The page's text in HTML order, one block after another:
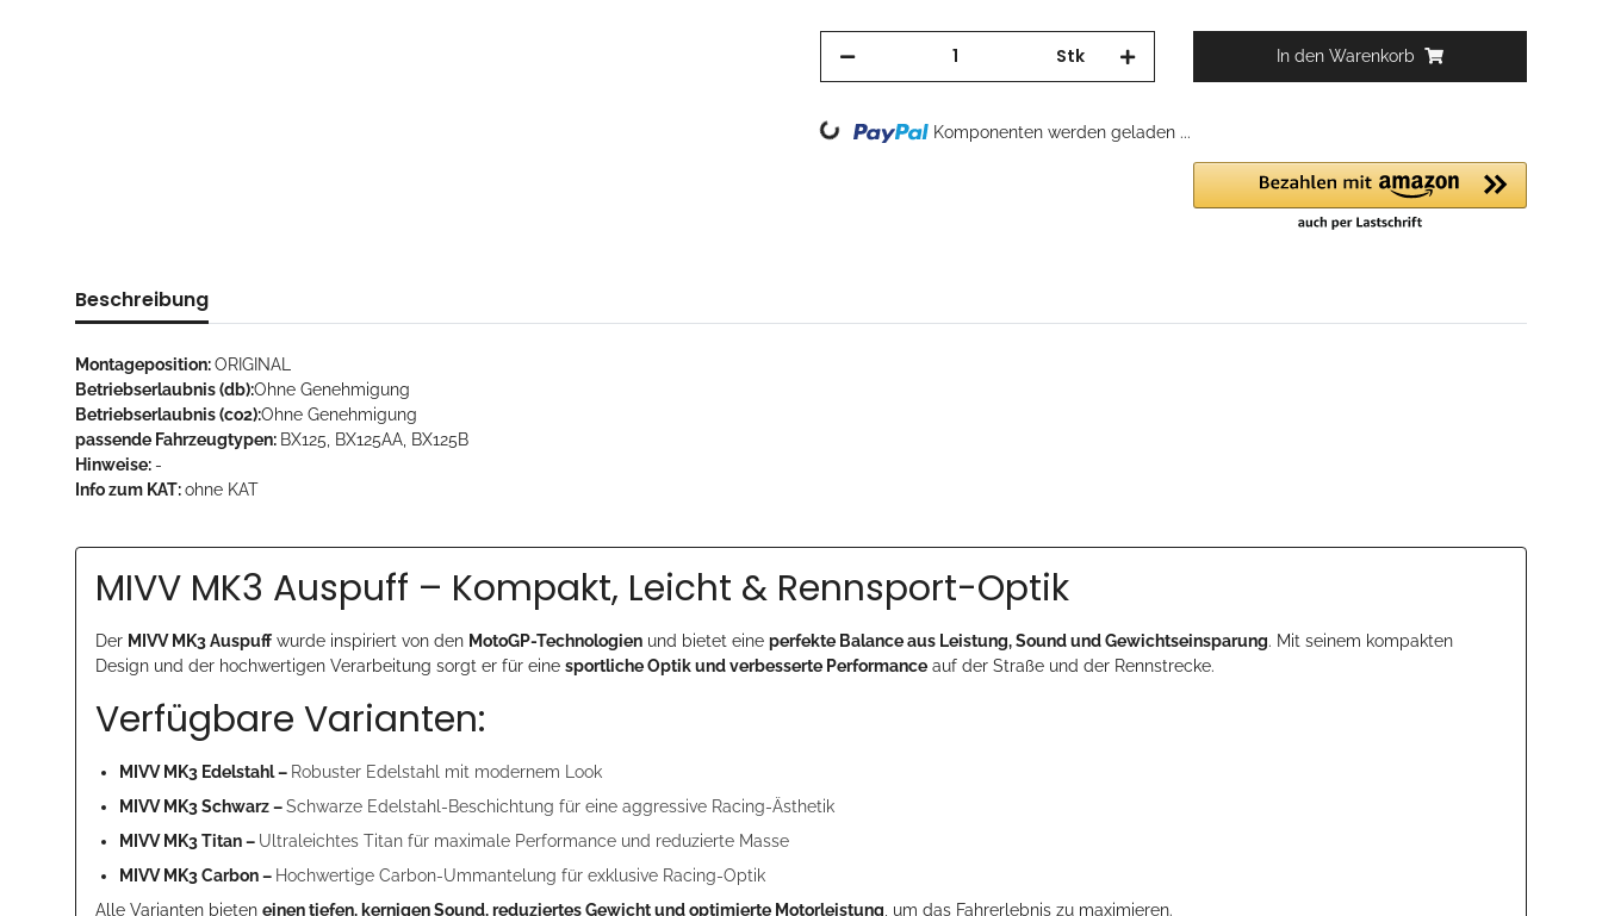
Stk In den Warenkorb
Loading... Komponenten werden geladen ...
Beschreibung
Montageposition:ORIGINAL
Betriebserlaubnis (db):Ohne Genehmigung
Betriebserlaubnis (co2):Ohne Genehmigung
passende Fahrzeugtypen: BX125, BX125AA, BX125B
Hinweise: -
Info zum KAT:ohne KAT
MIVV MK3 Auspuff – Kompakt, Leicht & Rennsport-Optik
Der MIVV MK3 Auspuff wurde inspiriert von den MotoGP-Technologien und bietet eine perfekte Balance aus Leistung, Sound und Gewichtseinsparung. Mit seinem kompakten
Design und der hochwertigen Verarbeitung sorgt er für eine sportliche Optik und verbesserte Performance auf der Straße und der Rennstrecke.
Verfügbare Varianten:
MIVV MK3 Edelstahl – Robuster Edelstahl mit modernem Look
MIVV MK3 Schwarz –Schwarze Edelstahl-Beschichtung für eine aggressive Racing-Ästhetik
MIVV MK3 Titan – Ultraleichtes Titan für maximale Performance und reduzierte Masse
MIVV MK3 Carbon – Hochwertige Carbon-Ummantelung für exklusive Racing-Optik
Alle Varianten bieten einen tiefen, kernigen Sound, reduziertes Gewicht und optimierte Motorleistung , um das Fahrerlebnis zu maximieren.